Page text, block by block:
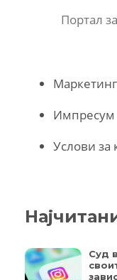
Портал
Маркетинг
Импресум
Услови за
Суд